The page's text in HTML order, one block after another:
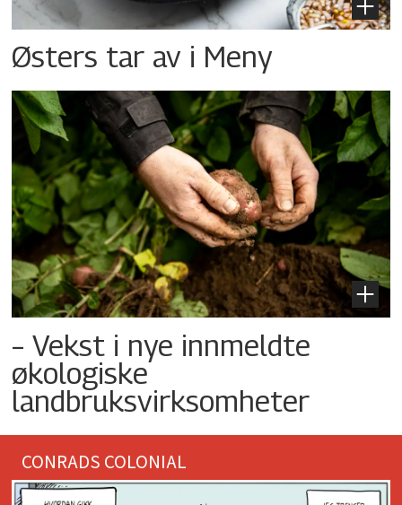
Østers tar av i Meny
– Vekst i nye innmeldte
økologiske
landbruksvirksomheter
CONRADS COLONIAL